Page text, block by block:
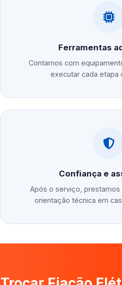
Ferramentas
Contamos com
executar cada etapa
Confiança e
Após o serviço, prestamos
orientação técnica em